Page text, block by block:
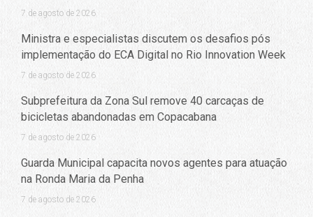
7 de agosto de 2026
Ministra e especialistas discutem os desafios pós
implementação do ECA Digital no Rio Innovation Week
7 de agosto de 2026
Subprefeitura da Zona Sul remove 40 carcaças de
bicicletas abandonadas em Copacabana
7 de agosto de 2026
Guarda Municipal capacita novos agentes para atuação
na Ronda Maria da Penha
7 de agosto de 2026